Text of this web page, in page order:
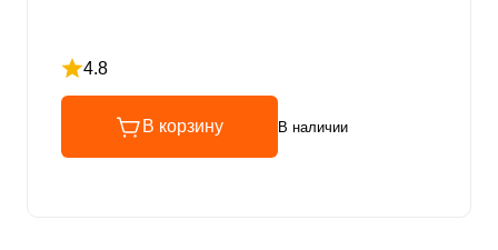
4.8
Рейтинг 4.8 из 5
В корзину В наличии